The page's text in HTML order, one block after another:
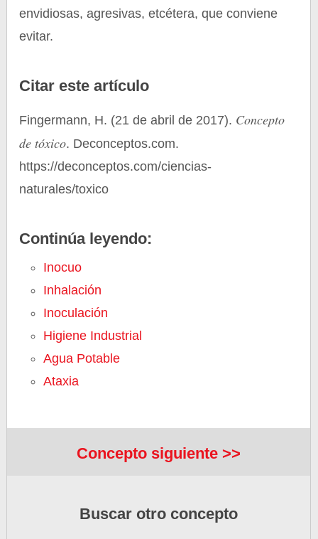
envidiosas, agresivas, etcétera, que conviene
evitar.
Citar este artículo
Fingermann, H. (21 de abril de 2017). Concepto
de tóxico. Deconceptos.com.
https://deconceptos.com/ciencias-
naturales/toxico
Continúa leyendo:
Inocuo
Inhalación
Inoculación
Higiene Industrial
Agua Potable
Ataxia
Concepto siguiente >>
Buscar otro concepto